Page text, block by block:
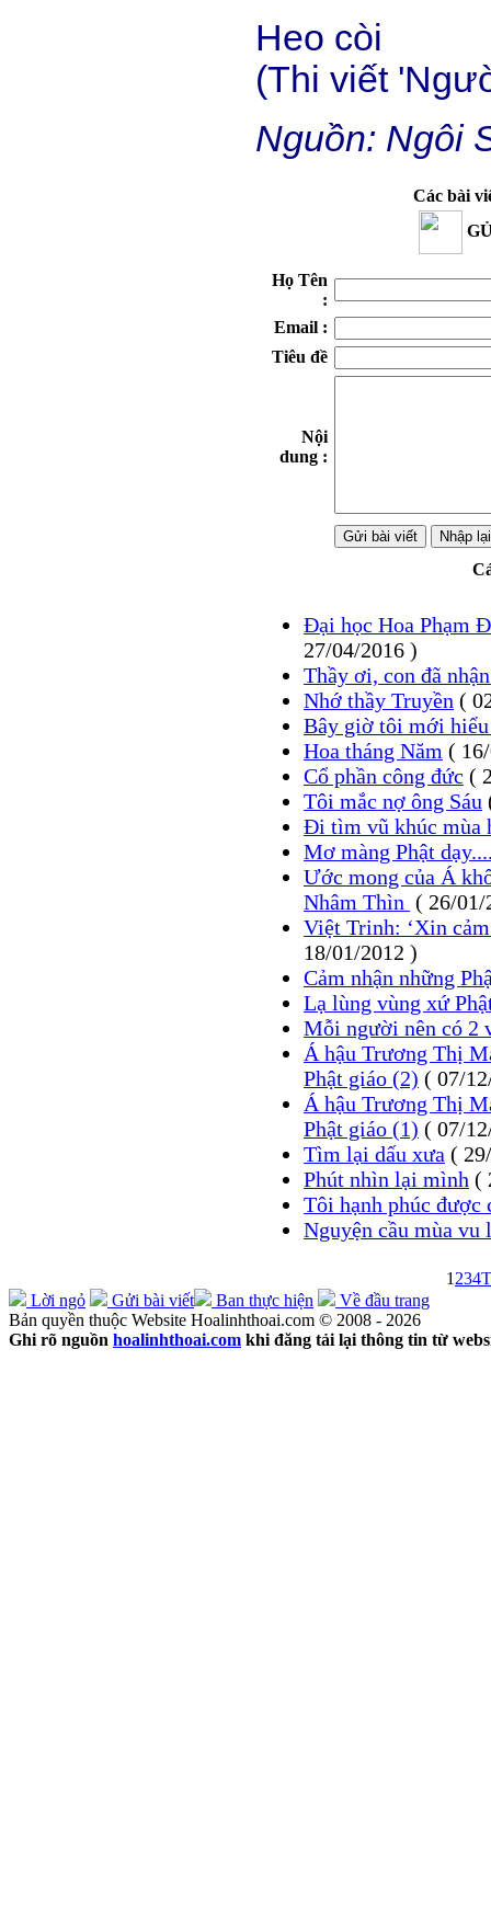
Heo còi
(Thi viết
Nguồn: Ngôi
Các bài
Họ Tên
:
Email :
Tiêu đề
Nội
dung :
Đại học Hoa Phạm
27/04/2016 )
Thầy ơi, con đã
Nhớ thầy Truyền (
Bây giờ tôi mới
Hoa tháng Năm (
Cổ phần công đức (
Tôi mắc nợ ông Sáu
Đi tìm vũ khúc mùa
Mơ màng Phật
Ước mong của Á
Nhâm Thìn ( 26/01/
Việt Trinh: ‘Xin
18/01/2012 )
Cảm nhận những
Lạ lùng vùng xứ
Mỗi người nên có 2
Á hậu Trương Thị
Phật giáo (2) ( 07/
Á hậu Trương Thị
Phật giáo (1) ( 07/
Tìm lại dấu xưa (
Phút nhìn lại mình (
Tôi hạnh phúc được
Nguyện cầu mùa vu
1 234
Lời ngỏ
Gửi bài viết Ban thực hiện
Về đầu trang
Bản quyền thuộc Website Hoalinhthoai.com © 2008 - 2026
Ghi rõ nguồn hoalinhthoai.com khi đăng tải lại thông tin từ